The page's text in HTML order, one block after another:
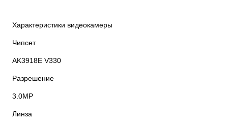
Характеристики видеокамеры
Чипсет
AK3918E V330
Разрешение
3.0MP
Линза